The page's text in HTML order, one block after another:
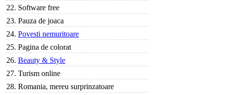
22. Software free
23. Pauza de joaca
24. Povesti nemuritoare
25. Pagina de colorat
26. Beauty & Style
27. Turism online
28. Romania, mereu surprinzatoare